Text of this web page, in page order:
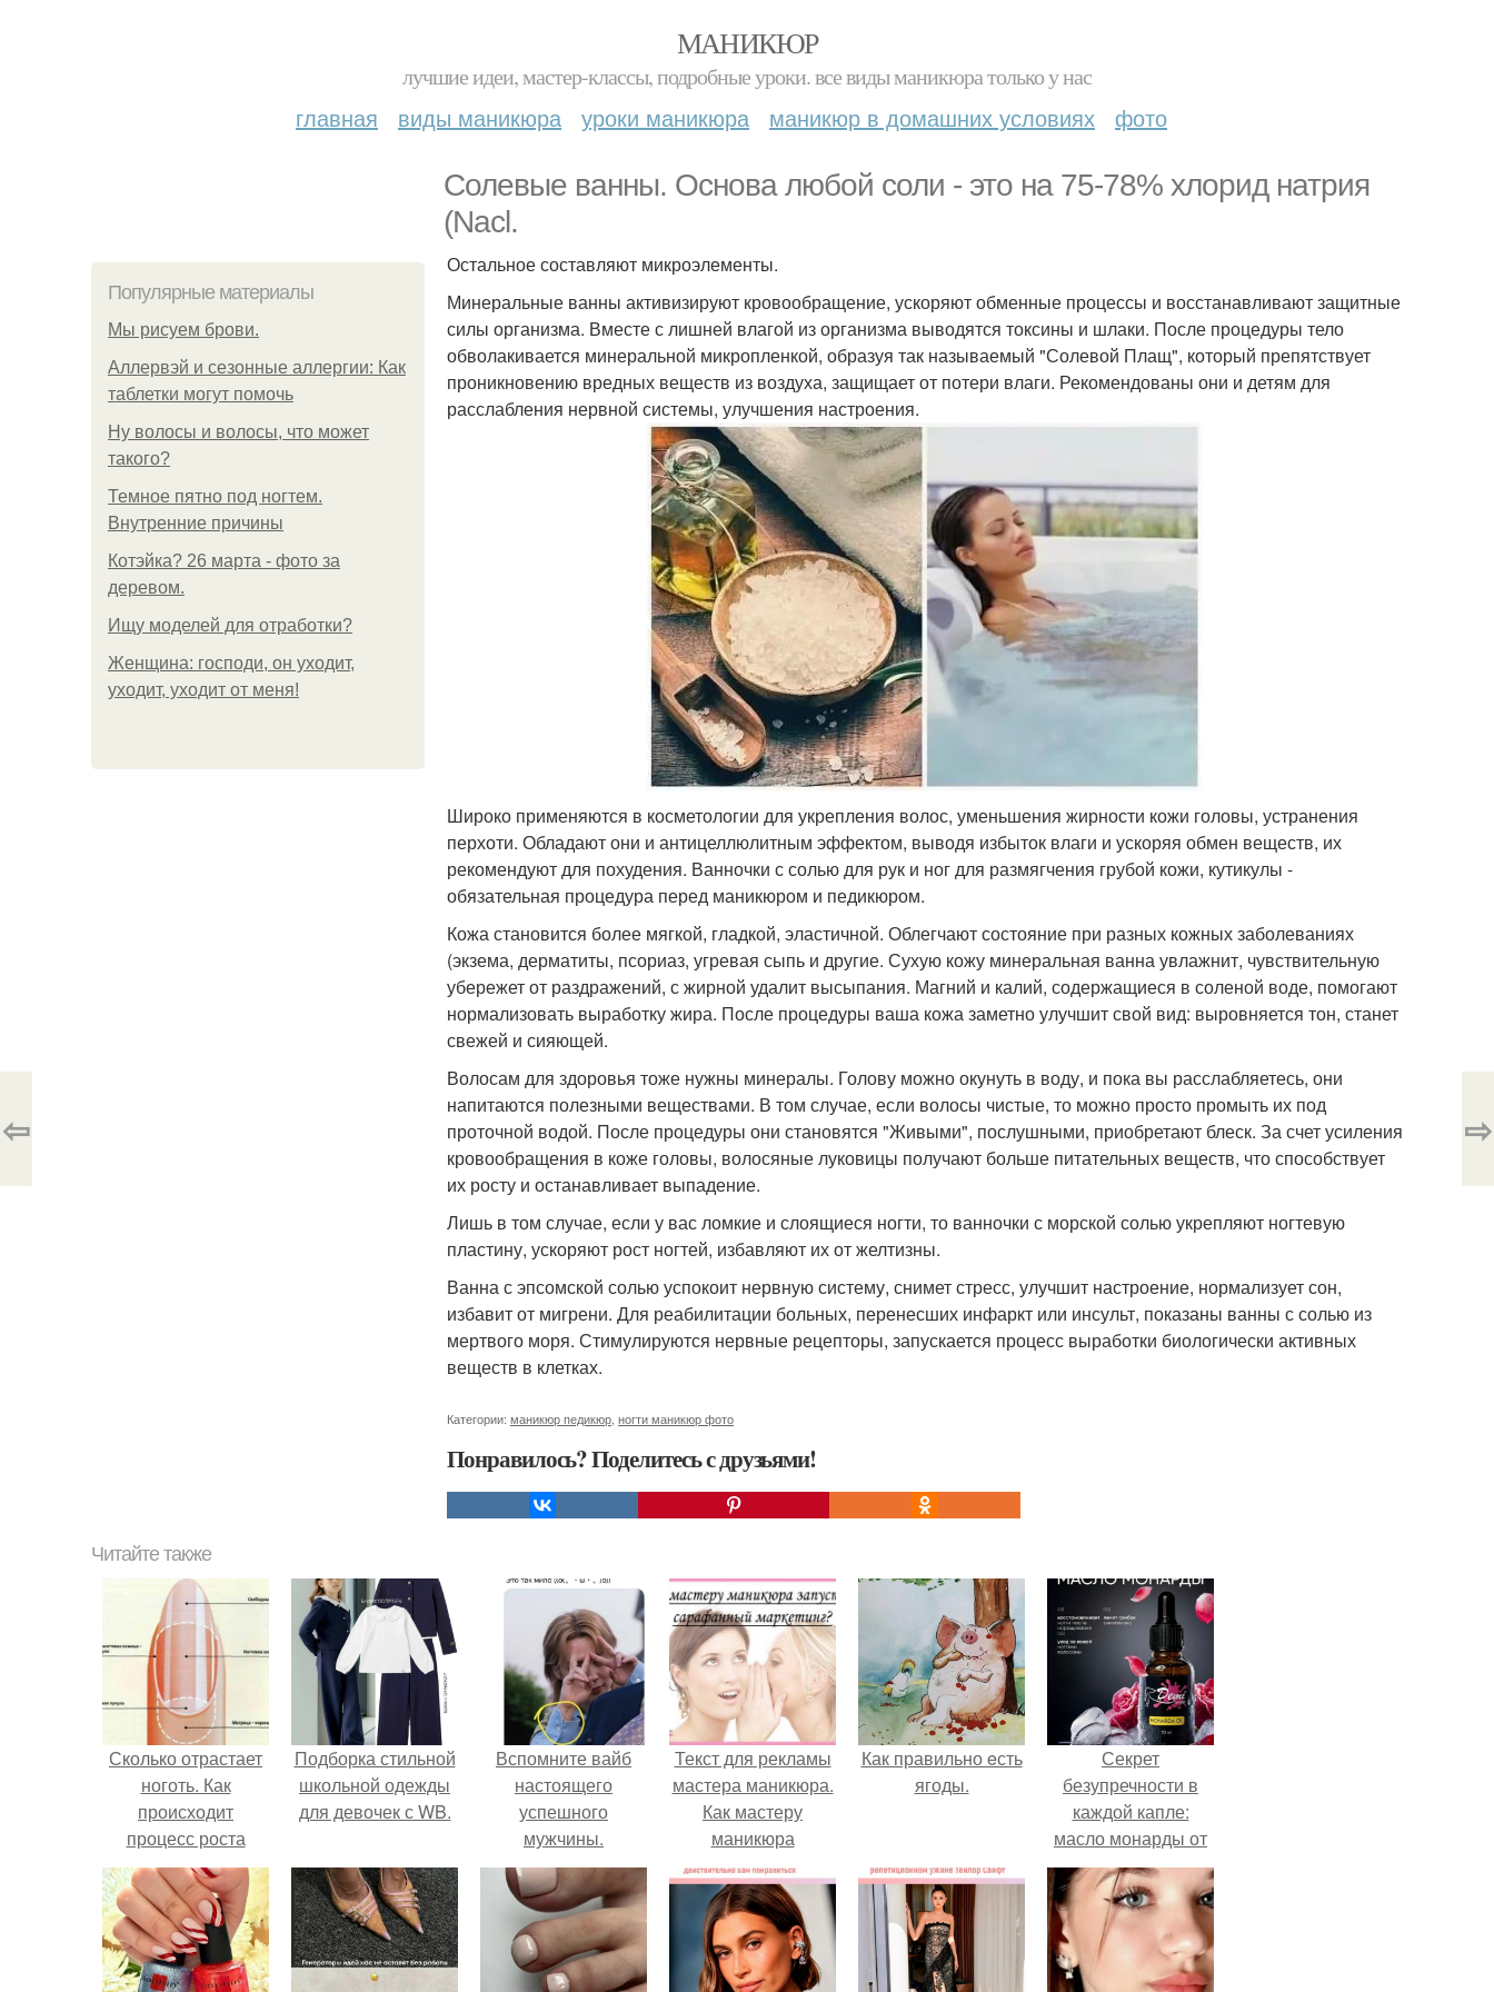
МАНИКЮР
лучшие идеи, мастер-классы, подробные уроки. все виды маникюра только у нас
главная виды маникюра уроки маникюра маникюр в домашних условиях фото
Солевые ванны. Основа любой соли - это на 75-78% хлорид натрия
(Nacl.
Популярные материалы
Мы рисуем брови.
Аллервэй и сезонные аллергии: Как
таблетки могут помочь
Ну волосы и волосы, что может
такого?
Темное пятно под ногтем.
Внутренние причины
Котэйка? 26 марта - фото за
деревом.
Ищу моделей для отработки?
Женщина: господи, он уходит,
уходит, уходит от меня!
Остальное составляют микроэлементы.
Минеральные ванны активизируют кровообращение, ускоряют обменные процессы и восстанавливают защитные
силы организма. Вместе с лишней влагой из организма выводятся токсины и шлаки. После процедуры тело
обволакивается минеральной микропленкой, образуя так называемый "Солевой Плащ", который препятствует
проникновению вредных веществ из воздуха, защищает от потери влаги. Рекомендованы они и детям для
расслабления нервной системы, улучшения настроения.
Широко применяются в косметологии для укрепления волос, уменьшения жирности кожи головы, устранения
перхоти. Обладают они и антицеллюлитным эффектом, выводя избыток влаги и ускоряя обмен веществ, их
рекомендуют для похудения. Ванночки с солью для рук и ног для размягчения грубой кожи, кутикулы -
обязательная процедура перед маникюром и педикюром.
Кожа становится более мягкой, гладкой, эластичной. Облегчают состояние при разных кожных заболеваниях
(экзема, дерматиты, псориаз, угревая сыпь и другие. Сухую кожу минеральная ванна увлажнит, чувствительную
убережет от раздражений, с жирной удалит высыпания. Магний и калий, содержащиеся в соленой воде, помогают
нормализовать выработку жира. После процедуры ваша кожа заметно улучшит свой вид: выровняется тон, станет
свежей и сияющей.
Волосам для здоровья тоже нужны минералы. Голову можно окунуть в воду, и пока вы расслабляетесь, они
напитаются полезными веществами. В том случае, если волосы чистые, то можно просто промыть их под
проточной водой. После процедуры они становятся "Живыми", послушными, приобретают блеск. За счет усиления
кровообращения в коже головы, волосяные луковицы получают больше питательных веществ, что способствует
их росту и останавливает выпадение.
Лишь в том случае, если у вас ломкие и слоящиеся ногти, то ванночки с морской солью укрепляют ногтевую
пластину, ускоряют рост ногтей, избавляют их от желтизны.
Ванна с эпсомской солью успокоит нервную систему, снимет стресс, улучшит настроение, нормализует сон,
избавит от мигрени. Для реабилитации больных, перенесших инфаркт или инсульт, показаны ванны с солью из
мертвого моря. Стимулируются нервные рецепторы, запускается процесс выработки биологически активных
веществ в клетках.
Категории: маникюр педикюр ногти маникюр фото
Понравилось? Поделитесь с друзьями!
⇦ ⇨
Читайте также
Сколько отрастает
ноготь. Как
происходит
процесс роста
ногтей
Подборка стильной
школьной одежды
для девочек с WB.
Вспомните вайб
настоящего
успешного
мужчины.
Текст для рекламы
мастера маникюра.
Как мастеру
маникюра
запустить
сарафанный
маркетинг?
Как правильно eсть
ягоды.
Секрет
безупречности в
каждой капле:
масло монарды от
Demi Sweet.